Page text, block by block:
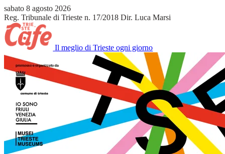
sabato 8 agosto 2026
Reg. Tribunale di Trieste n. 17/2018 Dir. Luca Marsi
Il meglio di Trieste ogni giorno